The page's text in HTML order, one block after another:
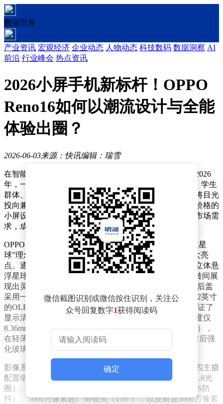
数据世界
产业资讯 宏观经济 企业动态 人物动态 科技数码 数据洞察 AI
前沿 行业峰会 热点资讯
2026小屏手机新标杆！OPPO
Reno16如何以潮流设计与全能
体验出圈？
2026-06-03来源：快讯编辑：瑞雪
在智能手机市场，大屏与曲面屏长期占据主导地位，但2026
年，一股“精致小直屏”与“轻薄便携”的潮流正悄然兴起。学生
群体、年轻职场人以及注重颜值与实用性的用户，纷纷将目光
投向兼具单手操控舒适度、潮流设计、均衡性能与合理价格的
小屏设备。OPPO Reno16的推出，恰好精准捕捉了这一市场需
求，成为小屏旗舰领域的一匹黑马。
OPPO Reno16的设计堪称一场美学革新。其独创的“梦核星
球”理念贯穿整机，行业首发的3D冰透悬浮工艺成为最大亮
点。通过嵌入式微纳米印刷技术，平面玻璃后盖呈现出立体悬
浮星球的视觉效果，尤其是“怦然星动”配色，在光线流转间展
现出灵动的裸眼3D感，触感丝滑且抗指纹。镜头模组与后盖
采用一体冷雕玻璃工艺，浑然一体，质感高级。正面6.32英寸
的OLED直屏，分辨率达1.5K（2640×1216像素），既保证了
显示清晰度，又极大提升了单手操作的便利性。机身厚度仅
8.36mm（怦然星动配色），重量约191g（怦然星动配色），
在轻薄的同时实现了IP69K满级防水与360°抗摔能力，前后强
化玻璃与铝合金中框的组合，让精致与耐用并存。
影像系统是OPPO Reno16的核心竞争力之一。其全焦段四主摄
配置堪称同档位“豪华组合”：后置2亿像素超清主摄（f/1.8光
圈）、5000万像素潜望式长焦（3.5倍光学变焦，支持OIS防
抖）、5000万像素超广角镜头（116°），以及前置5000万像素
微信截图识别或微信按住识别，关注公
众号回复数字1获得阅读码
确定